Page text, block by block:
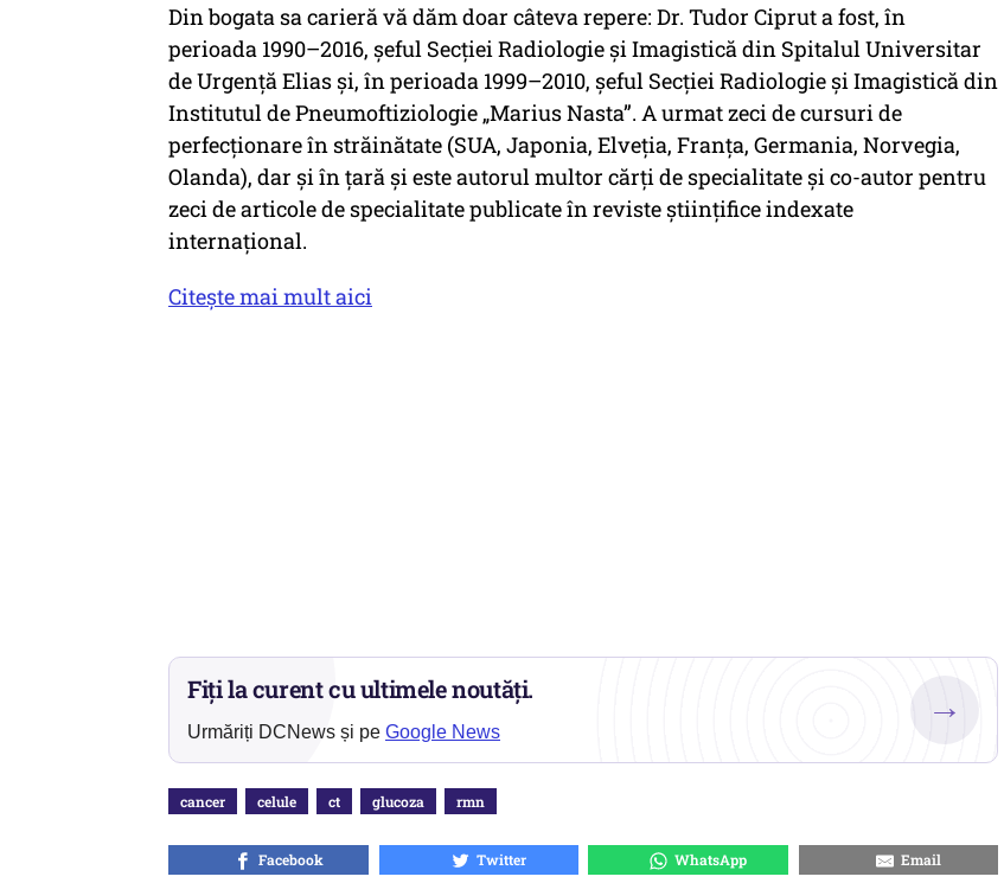
Din bogata sa carieră vă dăm doar câteva repere: Dr. Tudor Ciprut a fost, în
perioada 1990–2016, șeful Secției Radiologie și Imagistică din Spitalul Universitar
de Urgență Elias și, în perioada 1999–2010, șeful Secției Radiologie și Imagistică din
Institutul de Pneumoftiziologie „Marius Nasta”. A urmat zeci de cursuri de
perfecționare în străinătate (SUA, Japonia, Elveția, Franța, Germania, Norvegia,
Olanda), dar și în țară și este autorul multor cărți de specialitate și co-autor pentru
zeci de articole de specialitate publicate în reviste științifice indexate
internațional.
Citește mai mult aici
Fiți la curent cu ultimele noutăți.
Urmăriți DCNews și pe Google News
→
cancer celule ct glucoza rmn
Facebook Twitter WhatsApp Email